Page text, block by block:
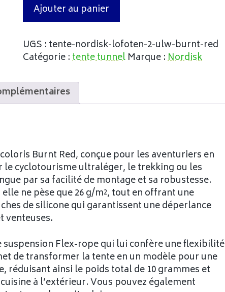
Ajouter au panier
UGS : tente-nordisk-lofoten-2-ulw-burnt-red
Catégorie :tente tunnel Marque :Nordisk
Burnt Red, conçue pour les aventuriers en
le cyclotourisme ultraléger, le trekking ou les
par sa facilité de montage et sa robustesse.
ne pèse que 26 g/m², tout en offrant une
de silicone qui garantissent une déperlance
venteuses.
suspension Flex-rope qui lui confère une flexibilité
de transformer la tente en un modèle pour une
ainsi le poids total de 10 grammes et
à l’extérieur. Vous pouvez également